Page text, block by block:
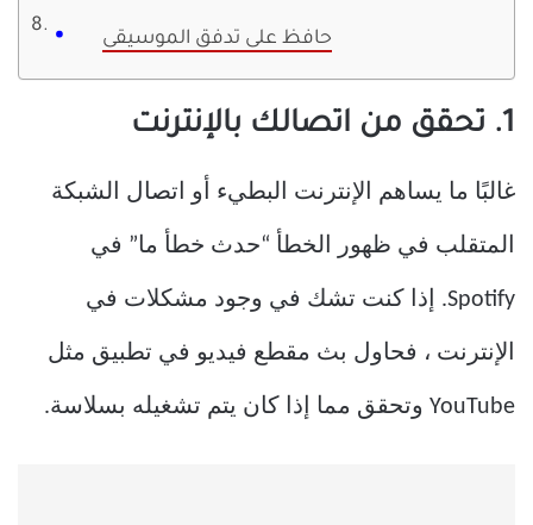
حافظ على تدفق الموسيقى
1. تحقق من اتصالك بالإنترنت
غالبًا ما يساهم الإنترنت البطيء أو اتصال الشبكة
المتقلب في ظهور الخطأ “حدث خطأ ما” في
Spotify. إذا كنت تشك في وجود مشكلات في
الإنترنت ، فحاول بث مقطع فيديو في تطبيق مثل
YouTube وتحقق مما إذا كان يتم تشغيله بسلاسة.